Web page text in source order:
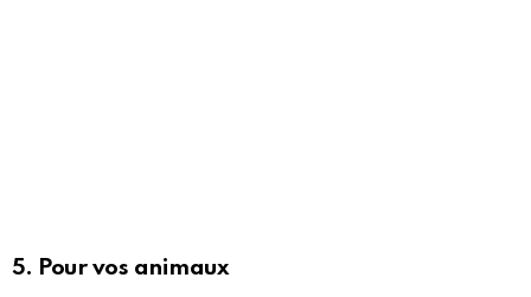
5. Pour vos animaux